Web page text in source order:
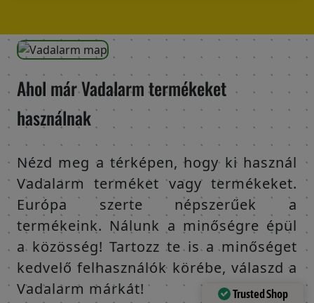
Ahol már Vadalarm termékeket
használnak
Nézd meg a térképen, hogy ki használ
Vadalarm terméket vagy termékeket.
Európa szerte népszerűek a
termékeink. Nálunk a minőségre épül
a közösség! Tartozz te is a minőséget
kedvelő felhasználók körébe, válaszd a
Vadalarm márkát!
Trusted Shop